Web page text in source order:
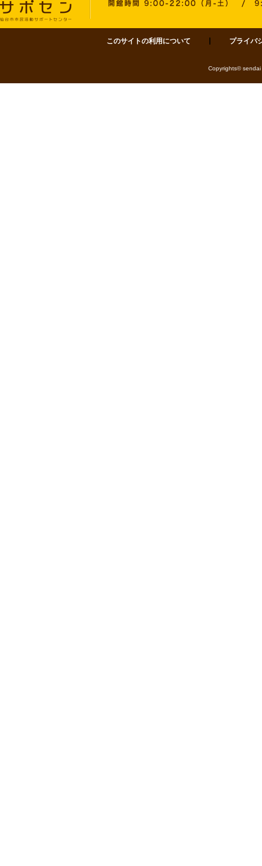
サポセン 仙台市市民活動サポートセンター 〒980-0811 仙台市青葉区一
このサイトの利用について プライバ
Copyrights©